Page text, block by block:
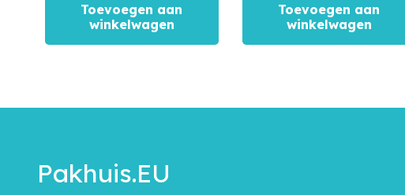
Toevoegen aan
winkelwagen
Toevoegen aan
winkelwagen
Pakhuis.EU